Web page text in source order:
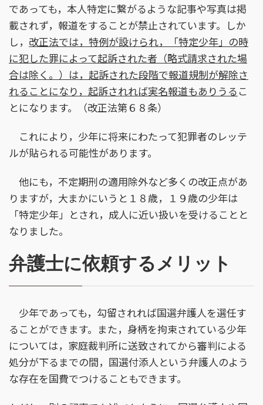
であっても，本人特定に繋がるような記事や写真は掲
載されず，報道をすることが禁止されています。しか
し， 改正法では，特例が設けられ，「特定少年」の時
に犯した罪によって起訴された者（略式請求された場
合は除く。）は，起訴された段階で報道規制が解除さ
れることになり，起訴されれば実名報道もありうる こ
とになります。（改正法第６８条）
これにより，少年に将来にわたって犯罪者のレッテ
ルが貼られる可能性があります。
他にも，不定期刑の適用除外など多くの改正点があ
りますが，大まかにいうと１８歳，１９歳の少年は
「特定少年」とされ，成人に近い扱いを受けることと
なりました。
弁護士に依頼するメリット
少年であっても，勾留されれば国選弁護人を選任す
ることができます。また，身柄を拘束されている少年
については，家庭裁判所に送致されてから審判による
処分が下るまでの間，国選付添人という弁護人のよう
な存在を国費でつけることもできます。